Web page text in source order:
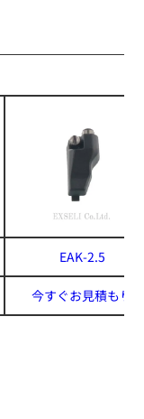
EAK-2.5
今すぐお見積もり